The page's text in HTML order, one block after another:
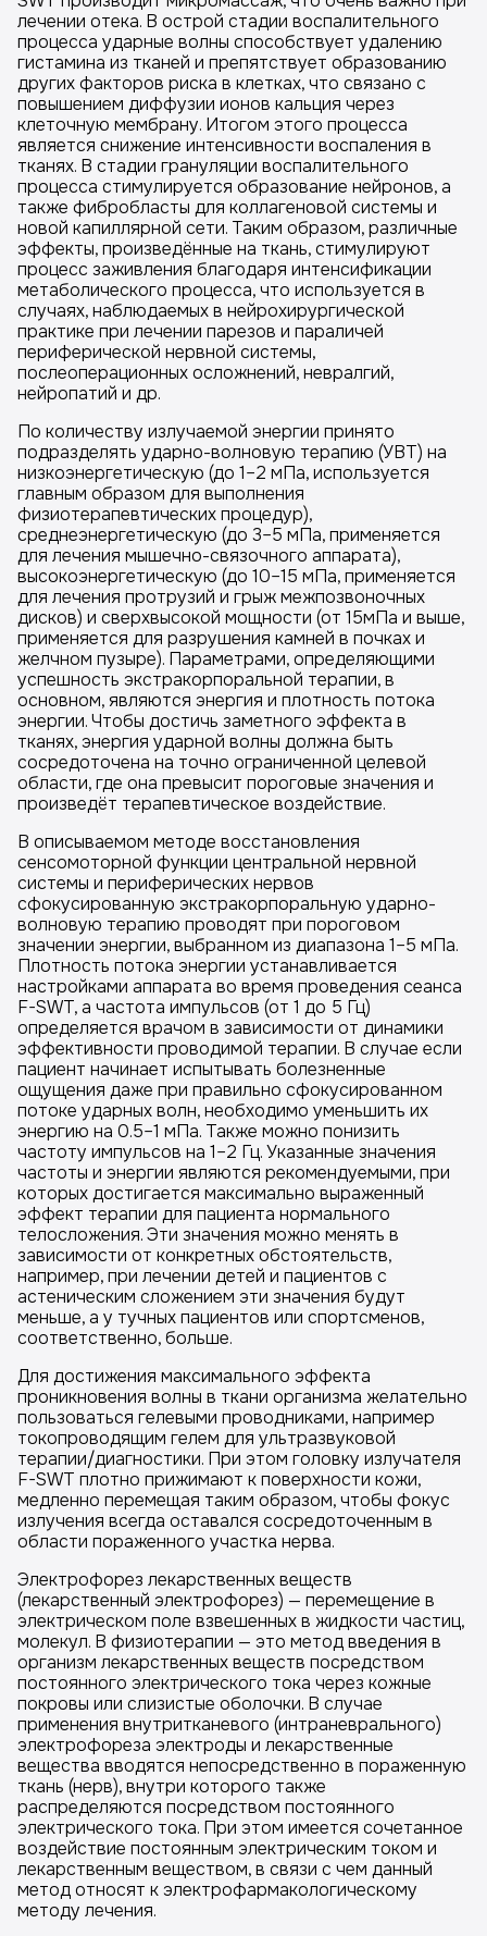
лечении отека. В острой стадии воспалительного
процесса ударные волны способствует удалению
гистамина из тканей и препятствует образованию
других факторов риска в клетках, что связано с
повышением диффузии ионов кальция через
клеточную мембрану. Итогом этого процесса
является снижение интенсивности воспаления в
тканях. В стадии грануляции воспалительного
процесса стимулируется образование нейронов, а
также фибробласты для коллагеновой системы и
новой капиллярной сети. Таким образом, различные
эффекты, произведённые на ткань, стимулируют
процесс заживления благодаря интенсификации
метаболического процесса, что используется в
случаях, наблюдаемых в нейрохирургической
практике при лечении парезов и параличей
периферической нервной системы,
послеоперационных осложнений, невралгий,
нейропатий и др.
По количеству излучаемой энергии принято
подразделять ударно-волновую терапию (УВТ) на
низкоэнергетическую (до 1–2 мПа, используется
главным образом для выполнения
физиотерапевтических процедур),
среднеэнергетическую (до 3–5 мПа, применяется
для лечения мышечно-связочного аппарата),
высокоэнергетическую (до 10–15 мПа, применяется
для лечения протрузий и грыж межпозвоночных
дисков) и сверхвысокой мощности (от 15мПа и выше,
применяется для разрушения камней в почках и
желчном пузыре). Параметрами, определяющими
успешность экстракорпоральной терапии, в
основном, являются энергия и плотность потока
энергии. Чтобы достичь заметного эффекта в
тканях, энергия ударной волны должна быть
сосредоточена на точно ограниченной целевой
области, где она превысит пороговые значения и
произведёт терапевтическое воздействие.
В описываемом методе восстановления
сенсомоторной функции центральной нервной
системы и периферических нервов
сфокусированную экстракорпоральную ударно-
волновую терапию проводят при пороговом
значении энергии, выбранном из диапазона 1–5 мПа.
Плотность потока энергии устанавливается
настройками аппарата во время проведения сеанса
F-SWT, а частота импульсов (от 1 до 5 Гц)
определяется врачом в зависимости от динамики
эффективности проводимой терапии. В случае если
пациент начинает испытывать болезненные
ощущения даже при правильно сфокусированном
потоке ударных волн, необходимо уменьшить их
энергию на 0.5–1 мПа. Также можно понизить
частоту импульсов на 1–2 Гц. Указанные значения
частоты и энергии являются рекомендуемыми, при
которых достигается максимально выраженный
эффект терапии для пациента нормального
телосложения. Эти значения можно менять в
зависимости от конкретных обстоятельств,
например, при лечении детей и пациентов с
астеническим сложением эти значения будут
меньше, а у тучных пациентов или спортсменов,
соответственно, больше.
Для достижения максимального эффекта
проникновения волны в ткани организма желательно
пользоваться гелевыми проводниками, например
токопроводящим гелем для ультразвуковой
терапии/диагностики. При этом головку излучателя
F-SWT плотно прижимают к поверхности кожи,
медленно перемещая таким образом, чтобы фокус
излучения всегда оставался сосредоточенным в
области пораженного участка нерва.
Электрофорез лекарственных веществ
(лекарственный электрофорез) — перемещение в
электрическом поле взвешенных в жидкости частиц,
молекул. В физиотерапии — это метод введения в
организм лекарственных веществ посредством
постоянного электрического тока через кожные
покровы или слизистые оболочки. В случае
применения внутритканевого (интраневрального)
электрофореза электроды и лекарственные
вещества вводятся непосредственно в пораженную
ткань (нерв), внутри которого также
распределяются посредством постоянного
электрического тока. При этом имеется сочетанное
воздействие постоянным электрическим током и
лекарственным веществом, в связи с чем данный
метод относят к электрофармакологическому
методу лечения.